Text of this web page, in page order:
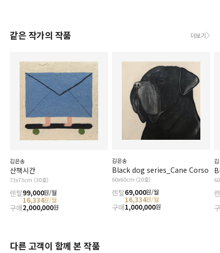
같은 작가의 작품 더보기
김은송
산책시간
73x73cm (30호)
렌탈99,000원/월
16,334원/월
구매2,000,000원
김은송
Black dog series_Cane Corso
60x60cm (20호)
렌탈69,000원/월
16,334원/월
구매1,000,000원
다른 고객이 함께 본 작품